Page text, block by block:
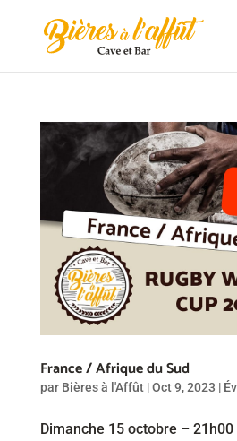
France / Afrique du Sud
par Bières à l'Affût|Oct 9, 2023 |
Dimanche 15 octobre –